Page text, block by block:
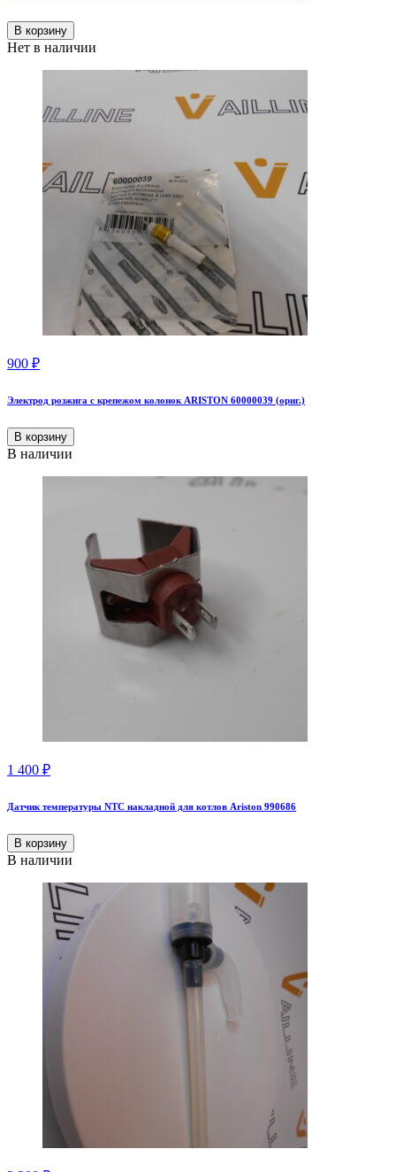
В корзину
Нет в наличии
900 ₽
Электрод розжига с крепежом колонок ARISTON 60000039 (ориг.)
В корзину
В наличии
1 400 ₽
Датчик температуры NTC накладной для котлов Ariston 990686
В корзину
В наличии